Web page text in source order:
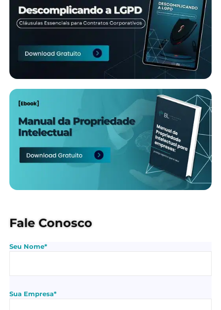
Fale Conosco
Seu Nome*
Sua Empresa*